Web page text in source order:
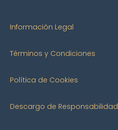
Información Legal
Términos y Condiciones
Política de Cookies
Descargo de Responsabilidad